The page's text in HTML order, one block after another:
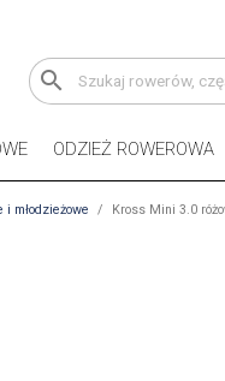
search
ODZIEŻ ROWEROWA
i młodzieżowe Kross Mini 3.0